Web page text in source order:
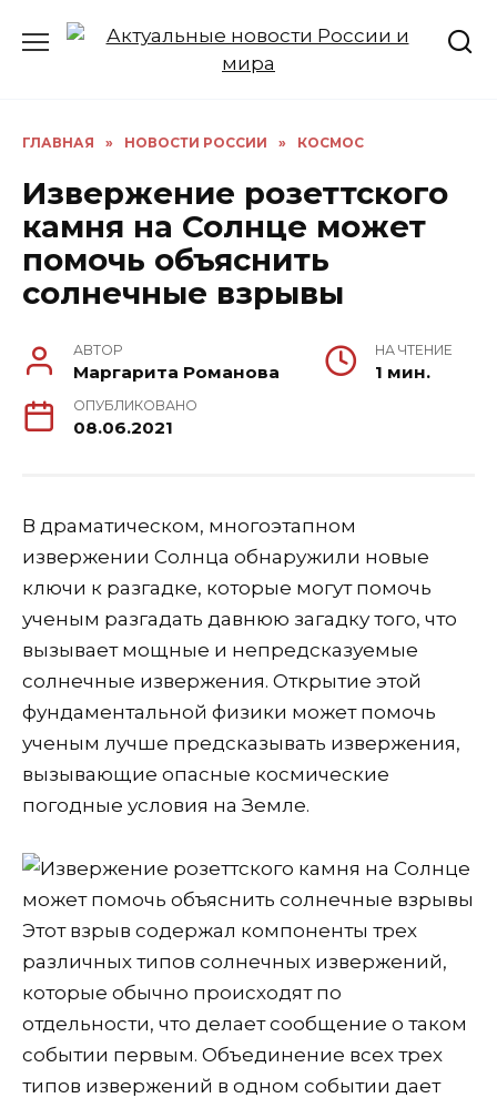
ГЛАВНАЯ » НОВОСТИ РОССИИ » КОСМОС
Извержение розеттского
камня на Солнце может
помочь объяснить
солнечные взрывы
АВТОР
Маргарита Романова
НА ЧТЕНИЕ
1 мин.
ОПУБЛИКОВАНО
08.06.2021
В драматическом, многоэтапном
извержении Солнца обнаружили новые
ключи к разгадке, которые могут помочь
ученым разгадать давнюю загадку того, что
вызывает мощные и непредсказуемые
солнечные извержения. Открытие этой
фундаментальной физики может помочь
ученым лучше предсказывать извержения,
вызывающие опасные космические
погодные условия на Земле.
Этот взрыв содержал компоненты трех
различных типов солнечных извержений,
которые обычно происходят по
отдельности, что делает сообщение о таком
событии первым. Объединение всех трех
типов извержений в одном событии дает